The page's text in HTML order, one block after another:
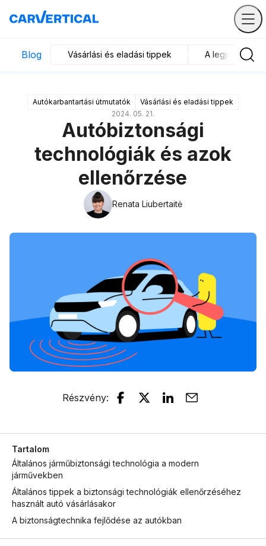
Blog Vásárlási és eladási tippek A legjobb
Autókarbantartási útmutatók
Vásárlási és eladási tippek
2024. 05. 21.
Autóbiztonsági
technológiák és azok
ellenőrzése
Renata Liubertaitė
Részvény:
Tartalom
Általános járműbiztonsági technológia a modern
járművekben
Általános tippek a biztonsági technológiák ellenőrzéséhez
használt autó vásárlásakor
A biztonságtechnika fejlődése az autókban